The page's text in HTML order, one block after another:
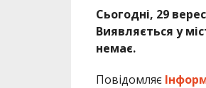
Сьогодні, 29
Виявляється у
немає.
Повідомляє